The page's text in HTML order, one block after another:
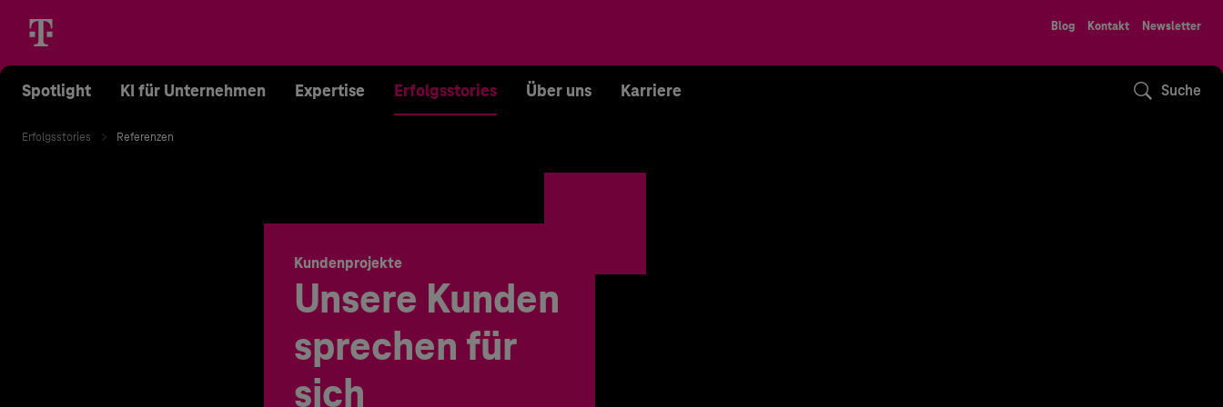
Blog Kontakt Newsletter
Spotlight KI für Unternehmen Expertise Erfolgsstories Über uns Karriere Suche
Erfolgsstories Referenzen
Kundenprojekte
Unsere Kunden
sprechen für
sich